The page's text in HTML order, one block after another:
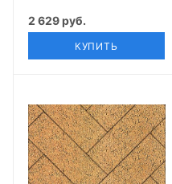
2 629 руб.
КУПИТЬ